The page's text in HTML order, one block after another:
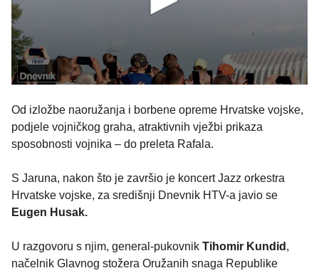
Od izložbe naoružanja i borbene opreme Hrvatske vojske,
podjele vojničkog graha, atraktivnih vježbi prikaza
sposobnosti vojnika – do preleta Rafala.
S Jaruna, nakon što je završio je koncert Jazz orkestra
Hrvatske vojske, za središnji Dnevnik HTV-a javio se
Eugen Husak.
U razgovoru s njim, general-pukovnik Tihomir Kundid ,
načelnik Glavnog stožera Oružanih snaga Republike